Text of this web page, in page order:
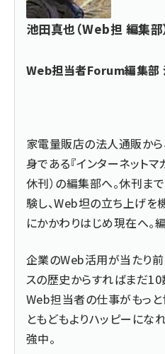
池田真也（Web担 編集部
Web担当者Forum編集部
家電量販店の法人通販か
身である『インターネット
休刊）の編集部へ。休刊ま
験し、Web坦の立ち上げを
にかかわりはじめ現在へ。
企業のWeb活用が当たり前
スの歴史からすればまだ10
Web担当者の仕事がもっと
ともどもよりハッピーにな
強中。